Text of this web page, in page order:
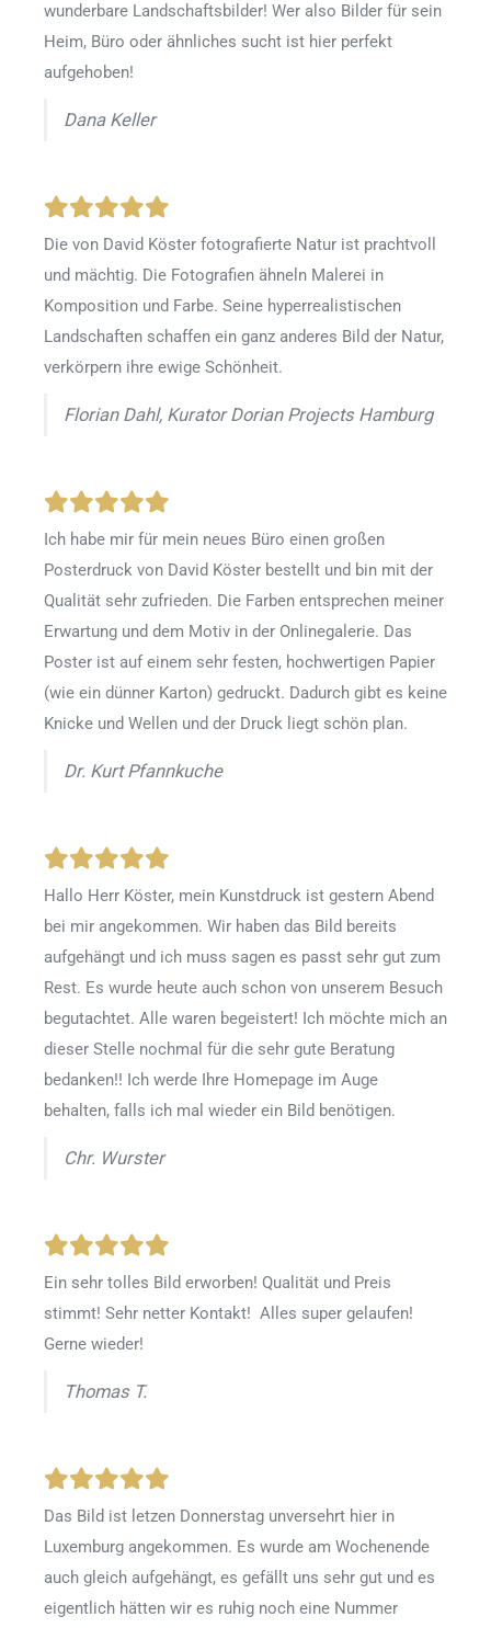
wunderbare Landschaftsbilder! Wer also Bilder für sein
Heim, Büro oder ähnliches sucht ist hier perfekt
aufgehoben!
Dana Keller
Die von David Köster fotografierte Natur ist prachtvoll
und mächtig. Die Fotografien ähneln Malerei in
Komposition und Farbe. Seine hyperrealistischen
Landschaften schaffen ein ganz anderes Bild der Natur,
verkörpern ihre ewige Schönheit.
Florian Dahl, Kurator Dorian Projects Hamburg
Ich habe mir für mein neues Büro einen großen
Posterdruck von David Köster bestellt und bin mit der
Qualität sehr zufrieden. Die Farben entsprechen meiner
Erwartung und dem Motiv in der Onlinegalerie. Das
Poster ist auf einem sehr festen, hochwertigen Papier
(wie ein dünner Karton) gedruckt. Dadurch gibt es keine
Knicke und Wellen und der Druck liegt schön plan.
Dr. Kurt Pfannkuche
Hallo Herr Köster, mein Kunstdruck ist gestern Abend
bei mir angekommen. Wir haben das Bild bereits
aufgehängt und ich muss sagen es passt sehr gut zum
Rest. Es wurde heute auch schon von unserem Besuch
begutachtet. Alle waren begeistert! Ich möchte mich an
dieser Stelle nochmal für die sehr gute Beratung
bedanken!! Ich werde Ihre Homepage im Auge
behalten, falls ich mal wieder ein Bild benötigen.
Chr. Wurster
Ein sehr tolles Bild erworben! Qualität und Preis
stimmt! Sehr netter Kontakt! Alles super gelaufen!
Gerne wieder!
Thomas T.
Das Bild ist letzen Donnerstag unversehrt hier in
Luxemburg angekommen. Es wurde am Wochenende
auch gleich aufgehängt, es gefällt uns sehr gut und es
eigentlich hätten wir es ruhig noch eine Nummer